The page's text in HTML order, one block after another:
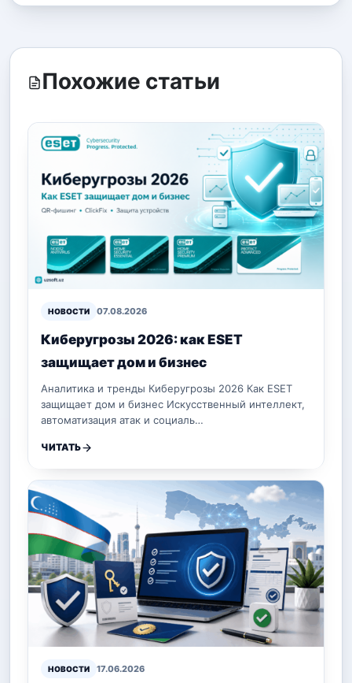
Похожие статьи
НОВОСТИ 07.08.2026
Киберугрозы 2026: как ESET
защищает дом и бизнес
Аналитика и тренды Киберугрозы 2026 Как ESET
защищает дом и бизнес Искусственный интеллект,
автоматизация атак и социаль…
ЧИТАТЬ
НОВОСТИ 17.06.2026